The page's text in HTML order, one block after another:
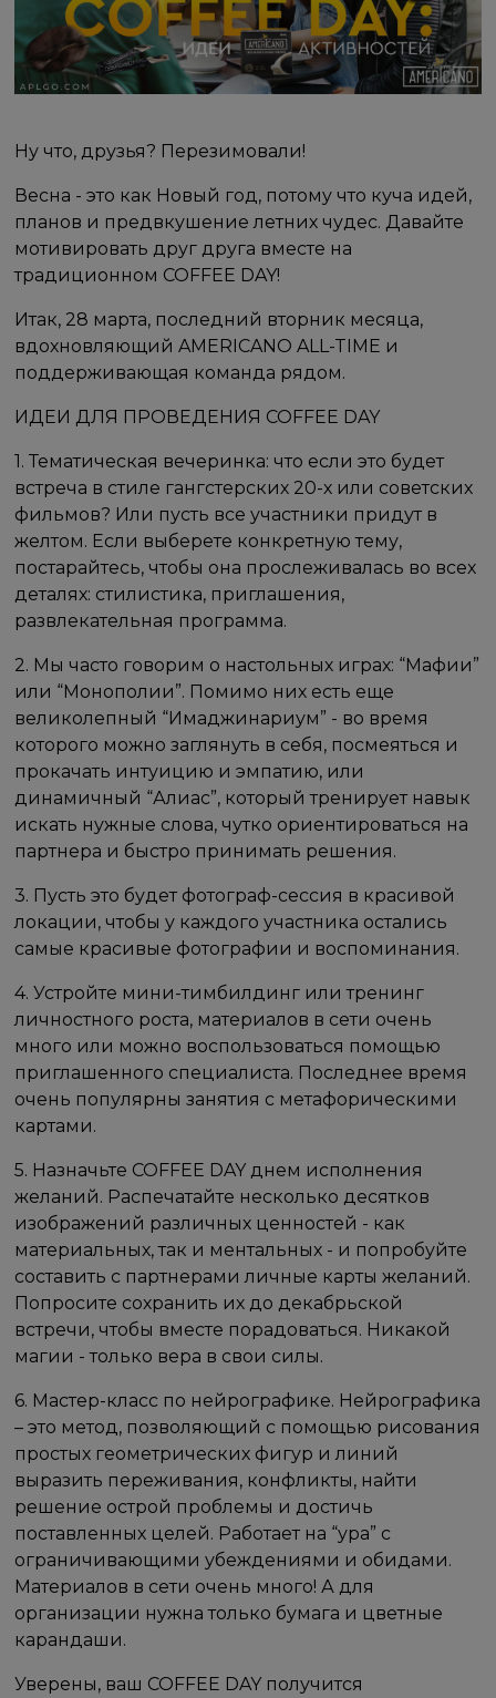
Ну что, друзья? Перезимовали!
Весна - это как Новый год, потому что куча идей,
планов и предвкушение летних чудес. Давайте
мотивировать друг друга вместе на
традиционном COFFEE DAY!
Итак, 28 марта, последний вторник месяца,
вдохновляющий AMERICANO ALL-TIME и
поддерживающая команда рядом.
ИДЕИ ДЛЯ ПРОВЕДЕНИЯ COFFEE DAY ⠀
1. Тематическая вечеринка: что если это будет
встреча в стиле гангстерских 20-х или советских
фильмов? Или пусть все участники придут в
желтом. Если выберете конкретную тему,
постарайтесь, чтобы она прослеживалась во всех
деталях: стилистика, приглашения,
развлекательная программа.
2. Мы часто говорим о настольных играх: “Мафии”
или “Монополии”. Помимо них есть еще
великолепный “Имаджинариум” - во время
которого можно заглянуть в себя, посмеяться и
прокачать интуицию и эмпатию, или
динамичный “Алиас”, который тренирует навык
искать нужные слова, чутко ориентироваться на
партнера и быстро принимать решения.
3. Пусть это будет фотограф-сессия в красивой
локации, чтобы у каждого участника остались
самые красивые фотографии и воспоминания.
4. Устройте мини-тимбилдинг или тренинг
личностного роста, материалов в сети очень
много или можно воспользоваться помощью
приглашенного специалиста. Последнее время
очень популярны занятия с метафорическими
картами.
5. Назначьте COFFEE DAY днем исполнения
желаний. Распечатайте несколько десятков
изображений различных ценностей - как
материальных, так и ментальных - и попробуйте
составить с партнерами личные карты желаний.
Попросите сохранить их до декабрьской
встречи, чтобы вместе порадоваться. Никакой
магии - только вера в свои силы.
6. Мастер-класс по нейрографике. Нейрографика
– это метод, позволяющий с помощью рисования
простых геометрических фигур и линий
выразить переживания, конфликты, найти
решение острой проблемы и достичь
поставленных целей. Работает на “ура” с
ограничивающими убеждениями и обидами.
Материалов в сети очень много! А для
организации нужна только бумага и цветные
карандаши. ⠀
Уверены, ваш COFFEE DAY получится